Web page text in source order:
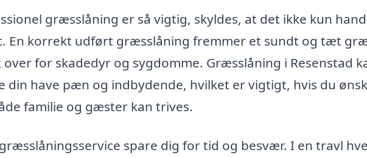
græsslåning er så vigtig, skyldes, at det ikke kun
En korrekt udført græsslåning fremmer et sundt og tæt
for skadedyr og sygdomme. Græsslåning i Resenstad
din have pæn og indbydende, hvilket er vigtigt, hvis du
familie og gæster kan trives.
spare dig for tid og besvær. I en travl